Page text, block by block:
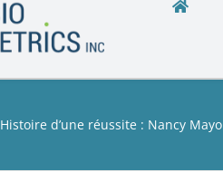
Histoire d’une réussite : Nancy Mayo